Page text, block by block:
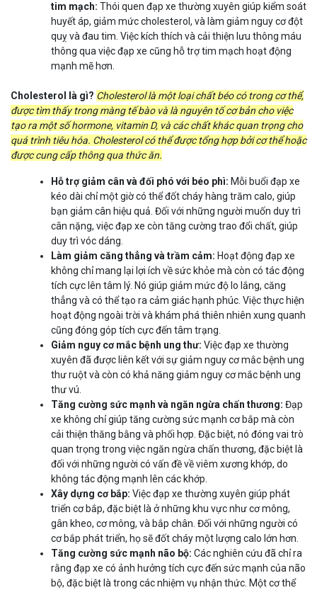
tim mạch: Thói quen đạp xe thường xuyên giúp kiểm soát
huyết áp, giảm mức cholesterol, và làm giảm nguy cơ đột
quỵ và đau tim. Việc kích thích và cải thiện lưu thông máu
thông qua việc đạp xe cũng hỗ trợ tim mạch hoạt động
mạnh mẽ hơn.
Cholesterol là gì? Cholesterol là một loại chất béo có trong cơ thể,
được tìm thấy trong màng tế bào và là nguyên tố cơ bản cho việc
tạo ra một số hormone, vitamin D, và các chất khác quan trọng cho
quá trình tiêu hóa. Cholesterol có thể được tổng hợp bởi cơ thể hoặc
được cung cấp thông qua thức ăn.
Hỗ trợ giảm cân và đối phó với béo phì: Mỗi buổi đạp xe
kéo dài chỉ một giờ có thể đốt cháy hàng trăm calo, giúp
bạn giảm cân hiệu quả. Đối với những người muốn duy trì
cân nặng, việc đạp xe còn tăng cường trao đổi chất, giúp
duy trì vóc dáng.
Làm giảm căng thẳng và trầm cảm: Hoạt động đạp xe
không chỉ mang lại lợi ích về sức khỏe mà còn có tác động
tích cực lên tâm lý. Nó giúp giảm mức độ lo lắng, căng
thẳng và có thể tạo ra cảm giác hạnh phúc. Việc thực hiện
hoạt động ngoài trời và khám phá thiên nhiên xung quanh
cũng đóng góp tích cực đến tâm trạng.
Giảm nguy cơ mắc bệnh ung thư: Việc đạp xe thường
xuyên đã được liên kết với sự giảm nguy cơ mắc bệnh ung
thư ruột và còn có khả năng giảm nguy cơ mắc bệnh ung
thư vú.
Tăng cường sức mạnh và ngăn ngừa chấn thương: Đạp
xe không chỉ giúp tăng cường sức mạnh cơ bắp mà còn
cải thiện thăng bằng và phối hợp. Đặc biệt, nó đóng vai trò
quan trọng trong việc ngăn ngừa chấn thương, đặc biệt là
đối với những người có vấn đề về viêm xương khớp, do
không tác động mạnh lên các khớp.
Xây dựng cơ bắp: Việc đạp xe thường xuyên giúp phát
triển cơ bắp, đặc biệt là ở những khu vực như cơ mông,
gân kheo, cơ mông, và bắp chân. Đối với những người có
cơ bắp phát triển, họ sẽ đốt cháy một lượng calo lớn hơn.
Tăng cường sức mạnh não bộ: Các nghiên cứu đã chỉ ra
rằng đạp xe có ảnh hưởng tích cực đến sức mạnh của não
bộ, đặc biệt là trong các nhiệm vụ nhận thức. Một cơ thể